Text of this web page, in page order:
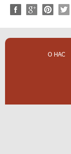
О НАС